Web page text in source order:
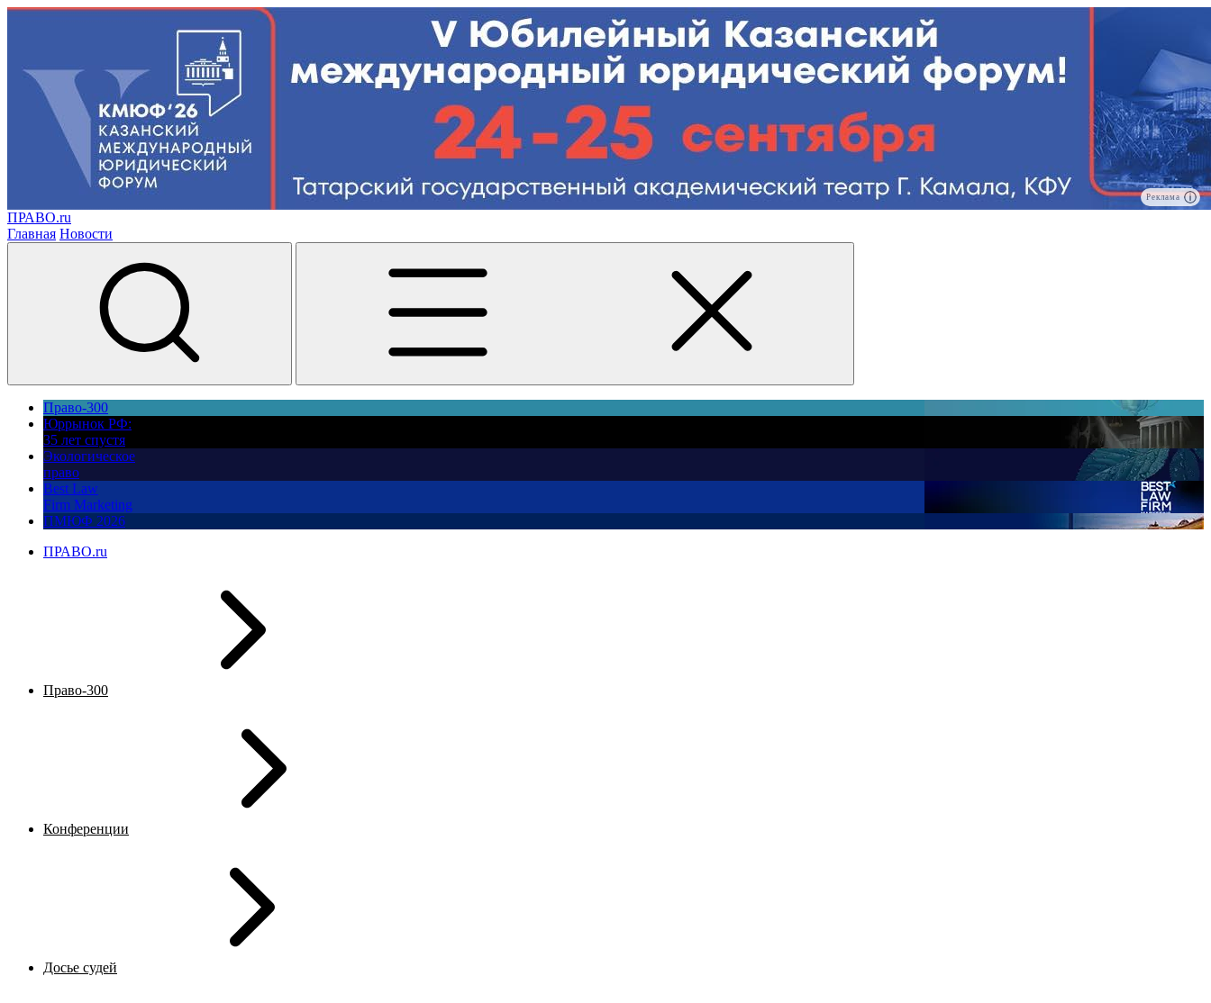
Реклама
ПРАВО.ru
Главная Новости
Право-300
Юррынок РФ:
35 лет спустя
Экологическое
право
Best Law
Firm Marketing
ПМЮФ 2026
ПРАВО.ru
Право-300
Конференции
Досье судей